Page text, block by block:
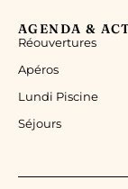
AGENDA &
Réouvertures
Apéros
Lundi Piscine
Séjours